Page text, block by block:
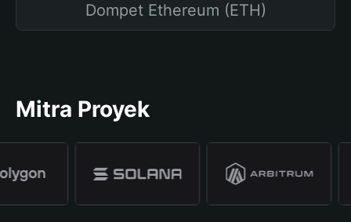
Dompet Ethereum (ETH)
Mitra Proyek